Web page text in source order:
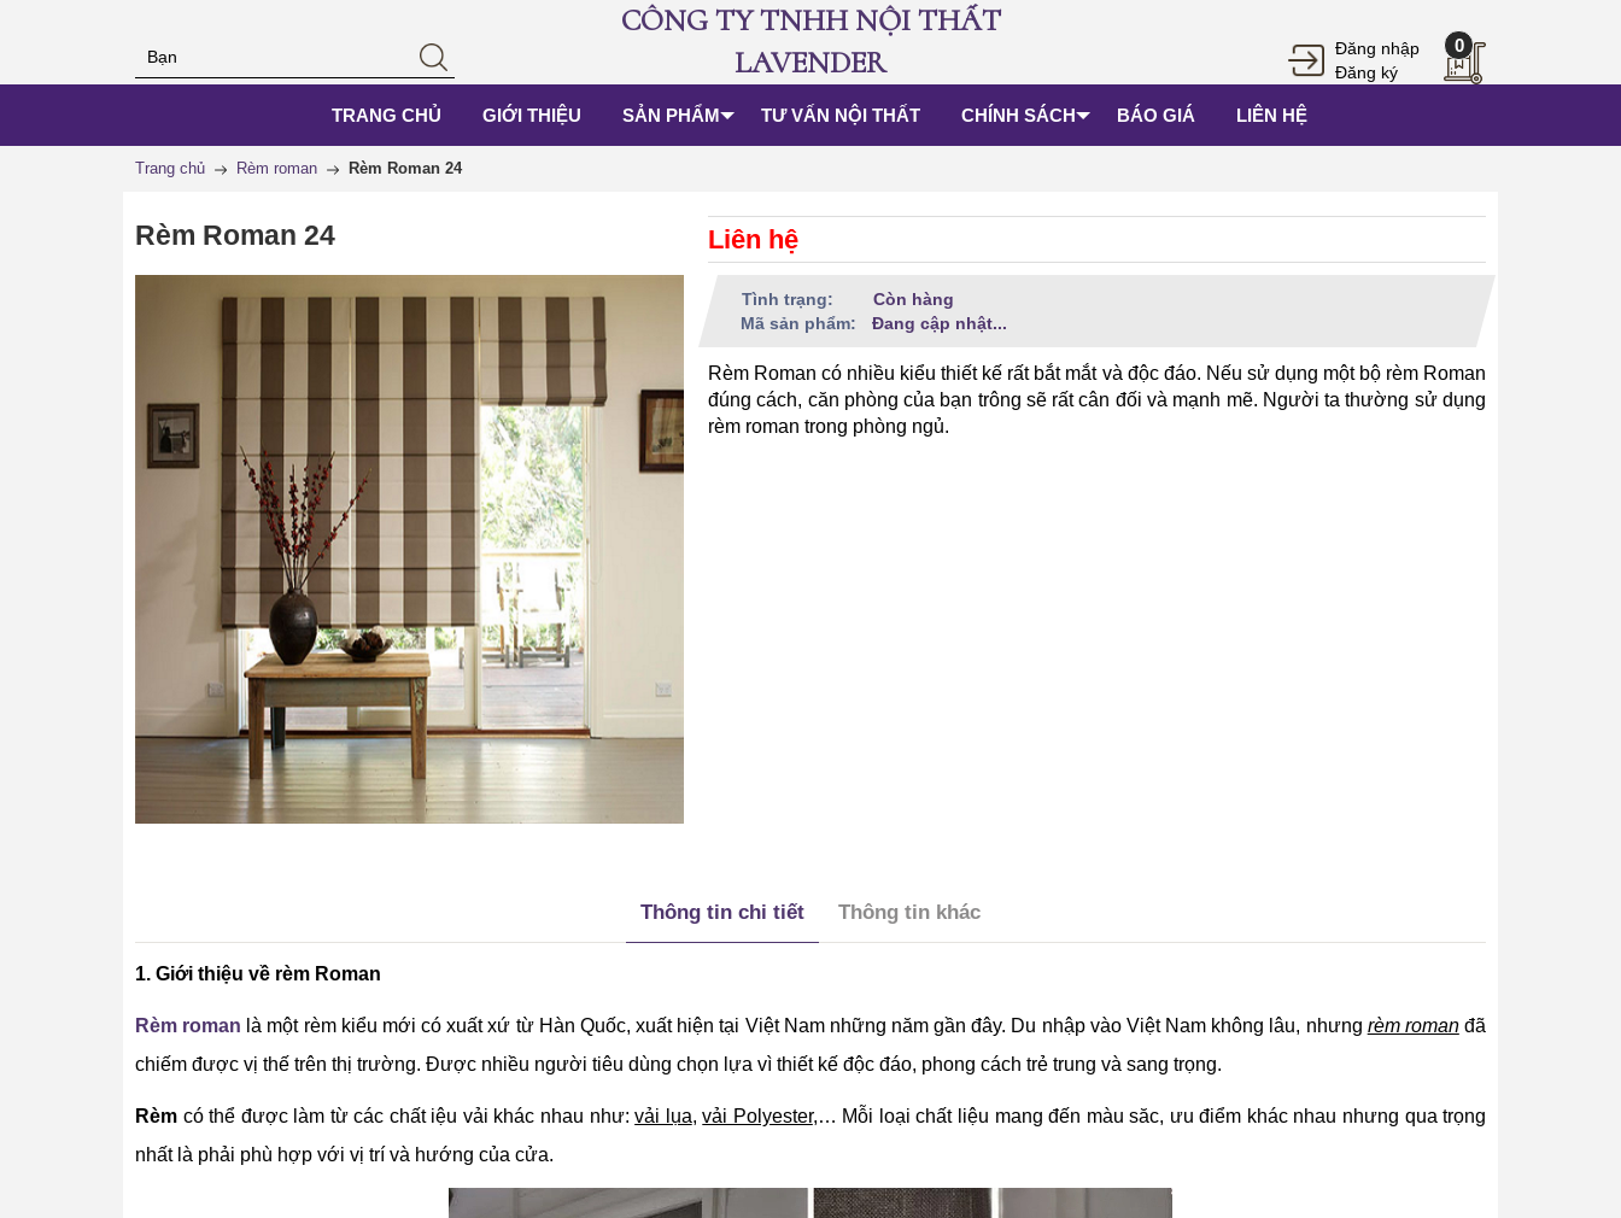
CÔNG TY TNHH NỘI THẤT
LAVENDER
Đăng nhập
Đăng ký
0
TRANG CHỦ GIỚI THIỆU SẢN PHẨM TƯ VẤN NỘI THẤT CHÍNH SÁCH BÁO GIÁ LIÊN HỆ
Trang chủ Rèm roman Rèm Roman 24
Rèm Roman 24 Liên hệ
Tình trạng:
Còn hàng
Mã sản phẩm:
Đang cập nhật...
Rèm Roman có nhiều kiểu thiết kế rất bắt mắt và độc đáo. Nếu sử dụng một bộ rèm Roman
đúng cách, căn phòng của bạn trông sẽ rất cân đối và mạnh mẽ. Người ta thường sử dụng
rèm roman trong phòng ngủ.
Thông tin chi tiết Thông tin khác
1. Giới thiệu về rèm Roman
Rèm roman là một rèm kiểu mới có xuất xứ từ Hàn Quốc, xuất hiện tại Việt Nam những năm gần đây. Du nhập vào Việt Nam không lâu, nhưng rèm romanđã
chiếm được vị thế trên thị trường. Được nhiều người tiêu dùng chọn lựa vì thiết kế độc đáo, phong cách trẻ trung và sang trọng.
Rèm có thể được làm từ các chất iệu vải khác nhau như:vải lụa,vải Polyester,… Mỗi loại chất liệu mang đến màu săc, ưu điểm khác nhau nhưng qua trọng
nhất là phải phù hợp với vị trí và hướng của cửa.